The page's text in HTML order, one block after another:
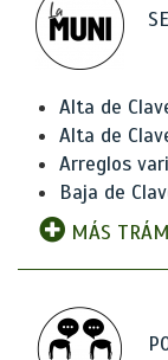
Alta de
Alta de
Arreglos
Baja de
MÁS